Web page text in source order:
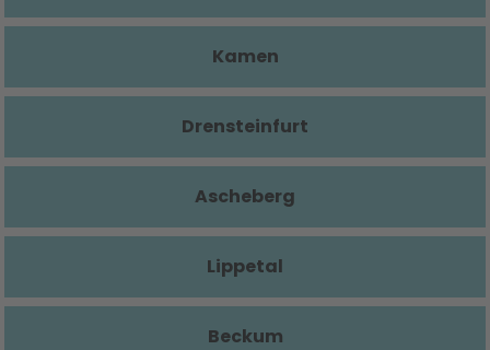
Kamen
Drensteinfurt
Ascheberg
Lippetal
Beckum